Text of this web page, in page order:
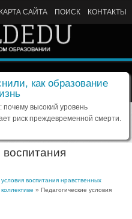
КАРТА САЙТА ПОИСК КОНТАКТЫ
как образование
почему высокий уровень
риск преждевременной смерти.
воспитания
воспитания нравственных
» Педагогические условия